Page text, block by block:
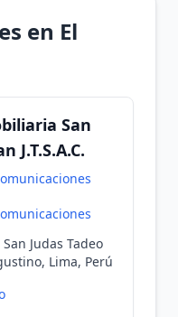
en El
San
J.T.S.A.C.
Judas Tadeo
Lima, Perú